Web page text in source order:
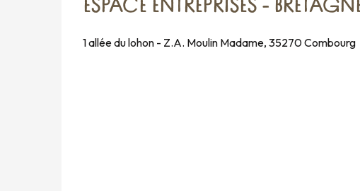
ESPACE ENTREPRISES -
1 allée du lohon - Z.A. Moulin Madame, 35270 Combourg